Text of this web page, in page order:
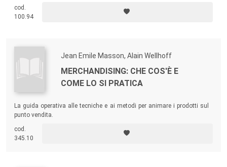
cod.
100.94
Jean Emile Masson, Alain Wellhoff
MERCHANDISING: CHE COS'È E
COME LO SI PRATICA
La guida operativa alle tecniche e ai metodi per animare i prodotti sul
punto vendita.
cod.
345.10